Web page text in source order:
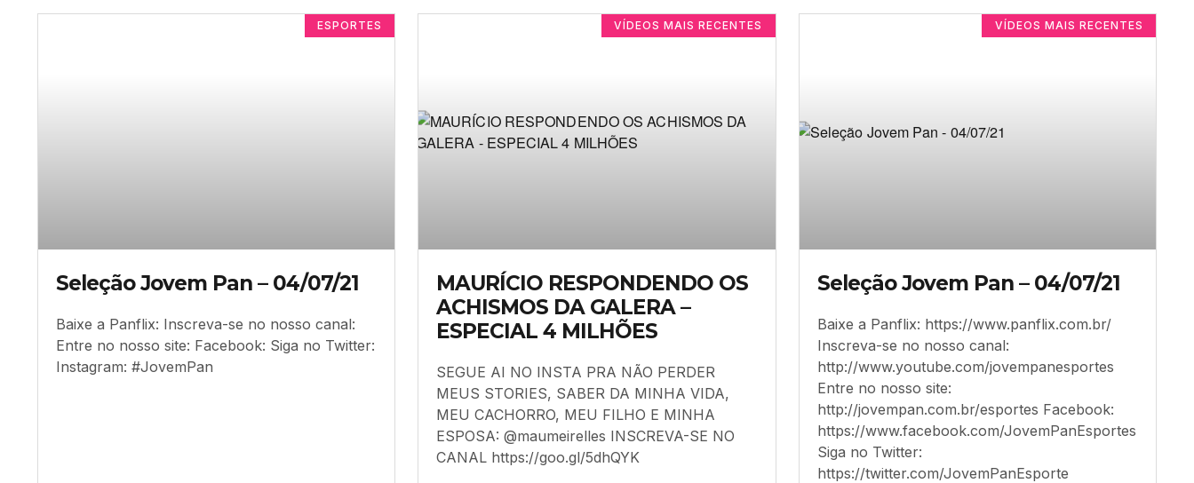
ESPORTES
Seleção Jovem Pan – 04/07/21
Baixe a Panflix: Inscreva-se no nosso canal:
Entre no nosso site: Facebook: Siga no Twitter:
Instagram: #JovemPan
VÍDEOS MAIS RECENTES
MAURÍCIO RESPONDENDO OS
ACHISMOS DA GALERA –
ESPECIAL 4 MILHÕES
SEGUE AI NO INSTA PRA NÃO PERDER
MEUS STORIES, SABER DA MINHA VIDA,
MEU CACHORRO, MEU FILHO E MINHA
ESPOSA: @maumeirelles INSCREVA-SE NO
CANAL https://goo.gl/5dhQYK
VÍDEOS MAIS RECENTES
Seleção Jovem Pan – 04/07/21
Baixe a Panflix: https://www.panflix.com.br/
Inscreva-se no nosso canal:
http://www.youtube.com/jovempanesportes
Entre no nosso site:
http://jovempan.com.br/esportes Facebook:
https://www.facebook.com/JovemPanEsportes
Siga no Twitter:
https://twitter.com/JovemPanEsporte